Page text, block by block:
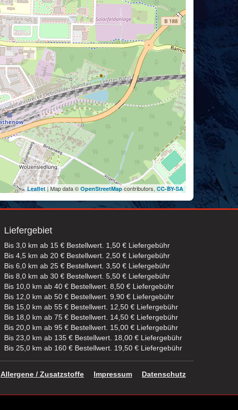
Leaflet| Map data © OpenStreetMapcontributors, CC-BY-SA
Liefergebiet
Bis 3,0 km ab 15 € Bestellwert. 1,50 € Liefergebühr
Bis 4,5 km ab 20 € Bestellwert. 2,50 € Liefergebühr
Bis 6,0 km ab 25 € Bestellwert. 3,50 € Liefergebühr
Bis 8,0 km ab 30 € Bestellwert. 5,50 € Liefergebühr
Bis 10,0 km ab 40 € Bestellwert. 8,50 € Liefergebühr
Bis 12,0 km ab 50 € Bestellwert. 9,90 € Liefergebühr
Bis 15,0 km ab 55 € Bestellwert. 12,50 € Liefergebühr
Bis 18,0 km ab 75 € Bestellwert. 14,50 € Liefergebühr
Bis 20,0 km ab 95 € Bestellwert. 15,00 € Liefergebühr
Bis 23,0 km ab 135 € Bestellwert. 18,00 € Liefergebühr
Bis 25,0 km ab 160 € Bestellwert. 19,50 € Liefergebühr
Allergene / Zusatzstoffe Impressum Datenschutz